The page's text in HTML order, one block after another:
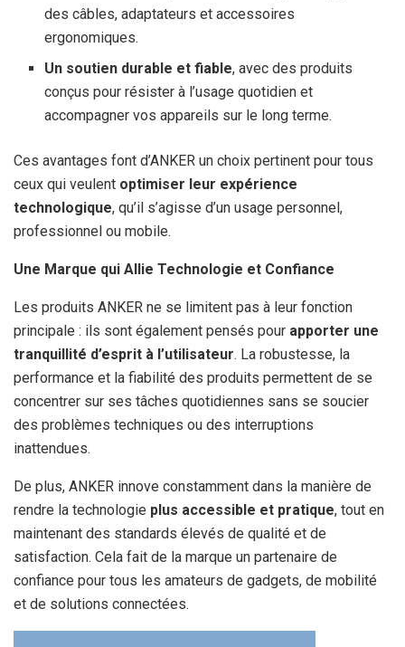
des câbles, adaptateurs et accessoires
ergonomiques.
Un soutien durable et fiable, avec des produits
conçus pour résister à l’usage quotidien et
accompagner vos appareils sur le long terme.
Ces avantages font d’ANKER un choix pertinent pour tous
ceux qui veulent optimiser leur expérience
technologique, qu’il s’agisse d’un usage personnel,
professionnel ou mobile.
Une Marque qui Allie Technologie et Confiance
Les produits ANKER ne se limitent pas à leur fonction
principale : ils sont également pensés pour apporter une
tranquillité d’esprit à l’utilisateur. La robustesse, la
performance et la fiabilité des produits permettent de se
concentrer sur ses tâches quotidiennes sans se soucier
des problèmes techniques ou des interruptions
inattendues.
De plus, ANKER innove constamment dans la manière de
rendre la technologie plus accessible et pratique, tout en
maintenant des standards élevés de qualité et de
satisfaction. Cela fait de la marque un partenaire de
confiance pour tous les amateurs de gadgets, de mobilité
et de solutions connectées.